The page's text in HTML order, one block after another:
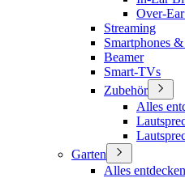
Over-
Streaming
Smartphones
Beamer
Smart-TVs
Zubehör
Alles
Garten
Alles entdecken